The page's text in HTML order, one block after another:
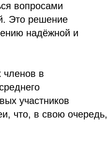
вопросами
Это решение
надёжной и
членов в
участников
что, в свою очередь,